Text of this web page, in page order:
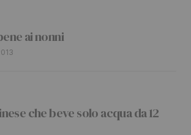
ai nonni
che beve solo acqua da 12